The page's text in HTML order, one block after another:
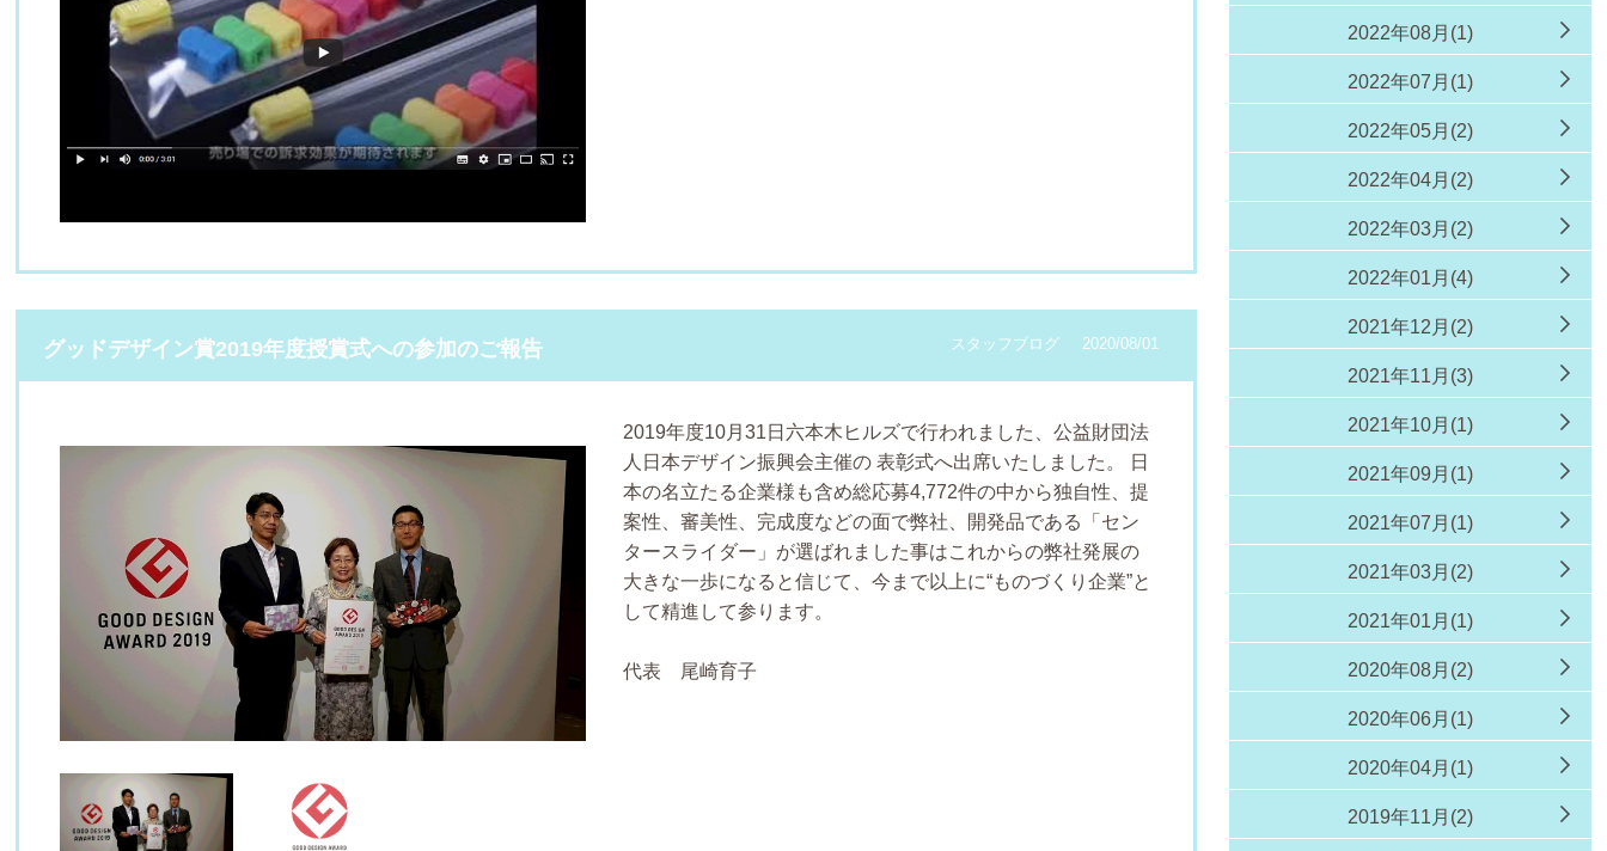
グッドデザイン賞2019年度授賞式への参加のご報告 2020/08/01
スタッフブログ
2019年度10月31日六本木ヒルズで行われました、公益財団法
人日本デザイン振興会主催の 表彰式へ出席いたしました。
日
本の名立たる企業様も含め総応募4,772件の中から独自性、提
案性、審美性、完成度などの面で弊社、開発品である「セン
タースライダー」が選ばれました事はこれからの弊社発展の
大きな一歩になると信じて、今まで以上に“ものづくり企業”と
して精進して参ります。
代表 尾崎育子
2022年08月(1)
2022年07月(1)
2022年05月(2)
2022年04月(2)
2022年03月(2)
2022年01月(4)
2021年12月(2)
2021年11月(3)
2021年10月(1)
2021年09月(1)
2021年07月(1)
2021年03月(2)
2021年01月(1)
2020年08月(2)
2020年06月(1)
2020年04月(1)
2019年11月(2)